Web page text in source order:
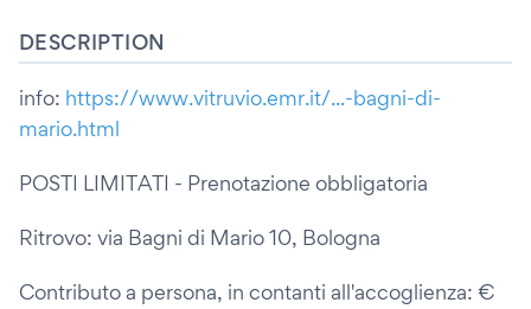
DESCRIPTION
info: https://www.vitruvio.emr.it/...-bagni-di-
mario.html
POSTI LIMITATI - Prenotazione obbligatoria
Ritrovo: via Bagni di Mario 10, Bologna
Contributo a persona, in contanti all'accoglienza: €